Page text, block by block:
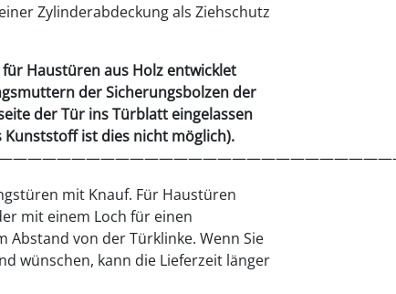
Zylinderabdeckung als Ziehschutz
Haustüren aus Holz entwicklet
der Sicherungsbolzen der
der Tür ins Türblatt eingelassen
ist dies nicht möglich).
mit Knauf. Für Haustüren
mit einem Loch für einen
Abstand von der Türklinke. Wenn Sie
wünschen, kann die Lieferzeit länger